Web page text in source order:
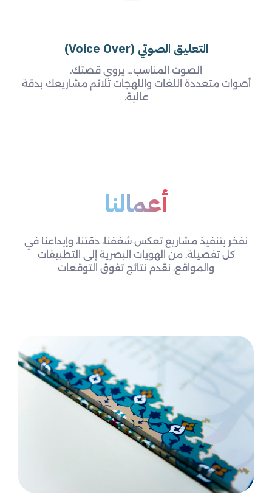
التعليق الصوتي (Voice Over)
الصوت المناسب… يروي قصتك.
أصوات متعددة اللغات واللهجات تلائم مشاريعك بدقة
عالية.
أعمالنا
نفخر بتنفيذ مشاريع تعكس شغفنا، دقتنا، وإبداعنا في
كل تفصيلة. من الهويات البصرية إلى التطبيقات
والمواقع، نقدم نتائج تفوق التوقعات